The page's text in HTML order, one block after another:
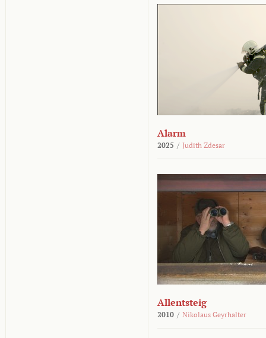
Alarm
2025 / Judith Zdesar
Allentsteig
2010 / Nikolaus Geyrhalter